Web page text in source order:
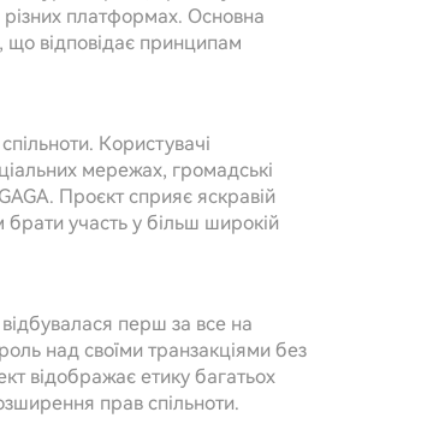
різних платформах. Основна
що відповідає принципам
Користувачі
мережах, громадські
Проєкт сприяє яскравій
брати участь у більш широкій
перш за все на
над своїми транзакціями без
відображає етику багатьох
прав спільноти.